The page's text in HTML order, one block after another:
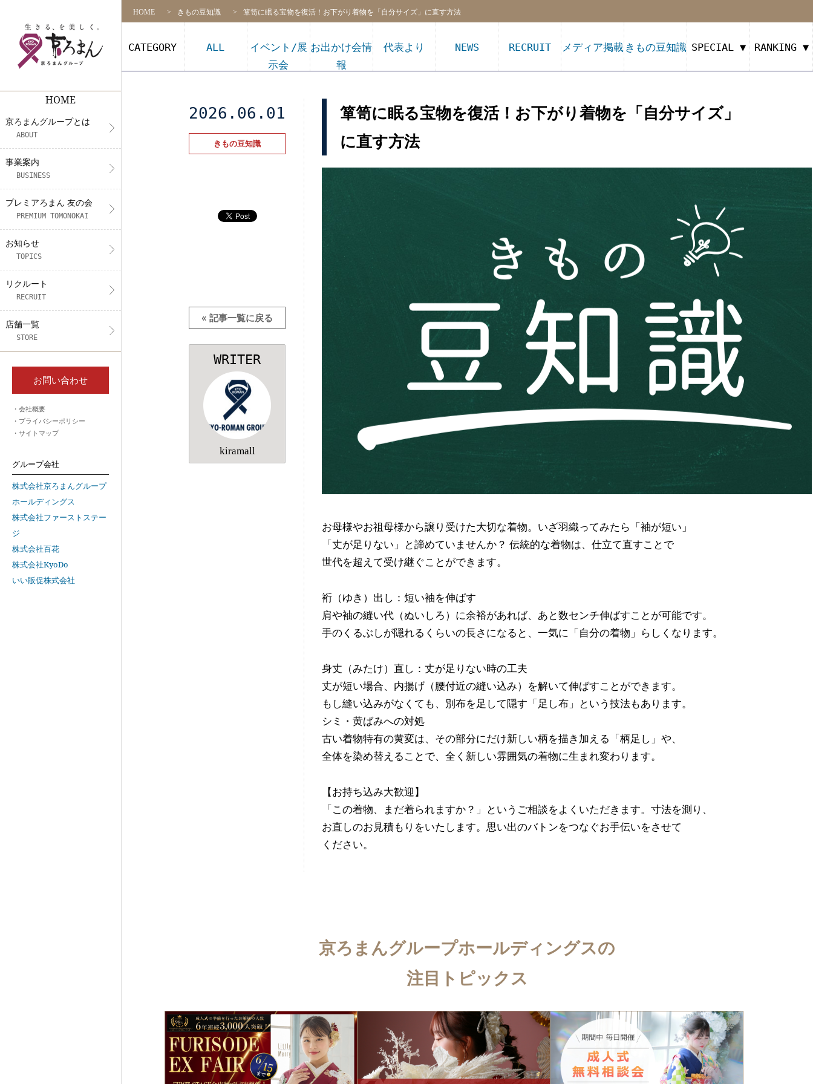
HOME
京ろまんグループとは
ABOUT
京ろまんグループとは
事業案内
BUSINESS
プレミアろまん 友の会
PREMIUM TOMONOKAI
プレミアろまん 友の会
アプリ会員契約約款（会則）
お知らせ
TOPICS
メディア情報
リクルート
RECRUIT
店舗一覧
STORE
お問い合わせ
会社概要
プライバシーポリシー
サイトマップ
グループ会社
株式会社京ろまんグループ
ホールディングス
株式会社ファーストステー
ジ
株式会社百花
株式会社KyoDo
いい販促株式会社
HOME きもの豆知識 箪笥に眠る宝物を復活！お下がり着物を「自分サイズ」に直す方法
CATEGORY ALL
イベント/展
示会
お出かけ会情
報
代表より NEWS RECRUIT メディア掲載 きもの豆知識 SPECIAL ▼ RANKING ▼
箪笥に眠る宝物を復活！お下がり着物を「自分サイズ」
に直す方法
お母様やお祖母様から譲り受けた大切な着物。いざ羽織ってみたら「袖が短い」
「丈が足りない」と諦めていませんか？ 伝統的な着物は、仕立て直すことで
世代を超えて受け継ぐことができます。
裄（ゆき）出し：短い袖を伸ばす
肩や袖の縫い代（ぬいしろ）に余裕があれば、あと数センチ伸ばすことが可能です。
手のくるぶしが隠れるくらいの長さになると、一気に「自分の着物」らしくなります。
身丈（みたけ）直し：丈が足りない時の工夫
丈が短い場合、内揚げ（腰付近の縫い込み）を解いて伸ばすことができます。
もし縫い込みがなくても、別布を足して隠す「足し布」という技法もあります。
シミ・黄ばみへの対処
古い着物特有の黄変は、その部分にだけ新しい柄を描き加える「柄足し」や、
全体を染め替えることで、全く新しい雰囲気の着物に生まれ変わります。
【お持ち込み大歓迎】
「この着物、まだ着られますか？」というご相談をよくいただきます。寸法を測り、
お直しのお見積もりをいたします。思い出のバトンをつなぐお手伝いをさせて
ください。
2026.06.01
きもの豆知識
« 記事一覧に戻る
WRITER
kiramall
京ろまんグループホールディングスの
注目トピックス